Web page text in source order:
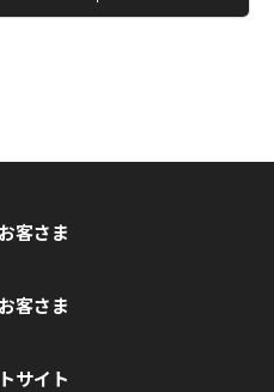
客さま
客さま
サイト